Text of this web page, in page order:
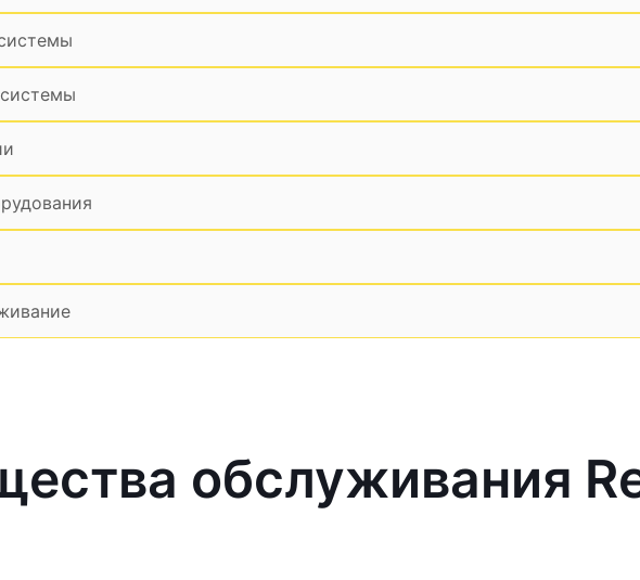
обслуживания